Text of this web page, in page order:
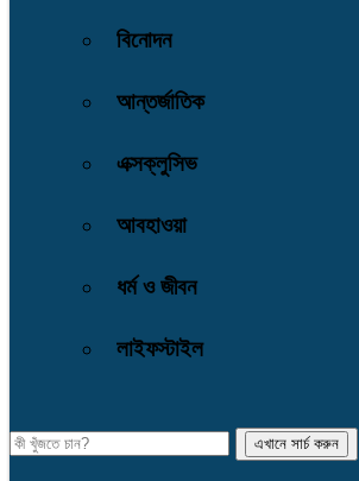
বিনোদন
আন্তর্জাতিক
এক্সক্লুসিভ
আবহাওয়া
ধর্ম ও জীবন
লাইফস্টাইল